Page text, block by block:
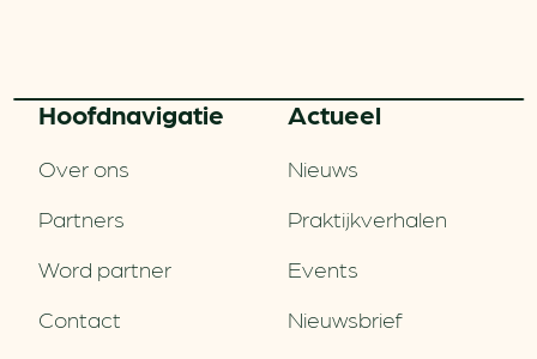
Hoofd­navigatie
Over ons
Partners
Word partner
Contact
Actueel
Nieuws
Praktijkverhalen
Events
Nieuwsbrief